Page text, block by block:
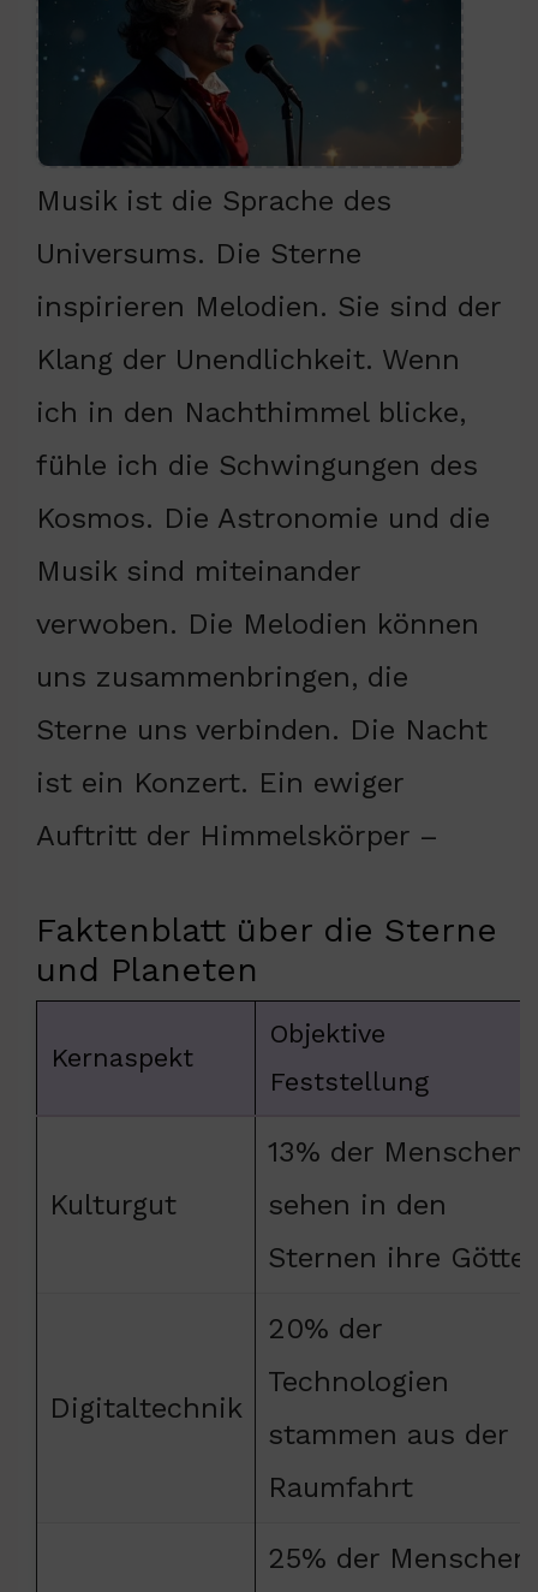
Musik ist die Sprache des
Universums. Die Sterne
inspirieren Melodien. Sie sind der
Klang der Unendlichkeit. Wenn
ich in den Nachthimmel blicke,
fühle ich die Schwingungen des
Kosmos. Die Astronomie und die
Musik sind miteinander
verwoben. Die Melodien können
uns zusammenbringen, die
Sterne uns verbinden. Die Nacht
ist ein Konzert. Ein ewiger
Auftritt der Himmelskörper –
Faktenblatt über die Sterne
und Planeten
Kernaspekt
Objektive
Feststellung
Kulturgut
13% der Menschen
sehen in den
Sternen ihre Götter
Digitaltechnik
20% der
Technologien
stammen aus der
Raumfahrt
25% der Menschen